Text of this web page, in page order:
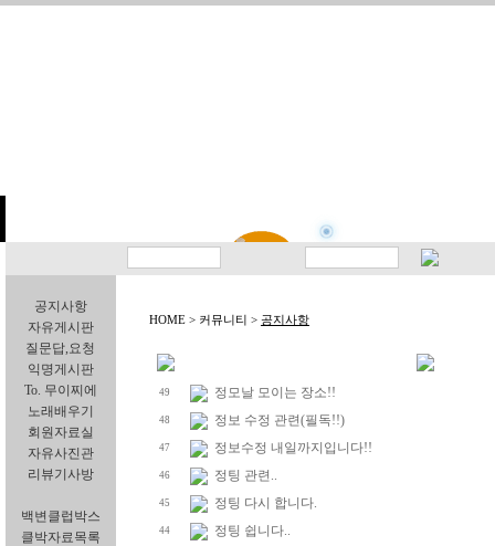
공지사항
자유게시판
질문답,요청
익명게시판
To. 무이찌에
노래배우기
회원자료실
자유사진관
리뷰기사방
백변클럽박스
클박자료목록
HOME > 커뮤니티 > 공지사항
49 정모날 모이는 장소!!
48 정보 수정 관련(필독!!)
47 정보수정 내일까지입니다!!
46 정팅 관련..
45 정팅 다시 합니다.
44 정팅 쉽니다..